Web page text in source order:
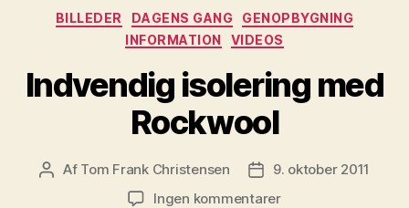
Kategorier
BILLEDER DAGENS GANG
GENOPBYGNING
INFORMATION
VIDEOS
Indvendig isolering med
Rockwool
Indlægsforfatter
Af Tom Frank Christensen Indlægsdato
9. oktober 2011
Ingen kommentarertil